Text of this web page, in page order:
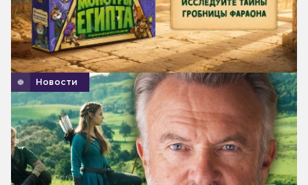
Новости